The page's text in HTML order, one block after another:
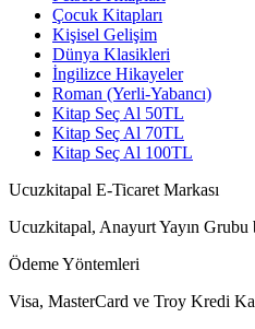
Çocuk Kitapları
Kişisel Gelişim
Dünya Klasikleri
İngilizce Hikayeler
Roman (Yerli-Yabancı)
Kitap Seç Al 50TL
Kitap Seç Al 70TL
Kitap Seç Al 100TL
Ucuzkitapal E-Ticaret Markası
Ucuzkitapal, Anayurt Yayın Grubu
Ödeme Yöntemleri
Visa, MasterCard ve Troy Kredi